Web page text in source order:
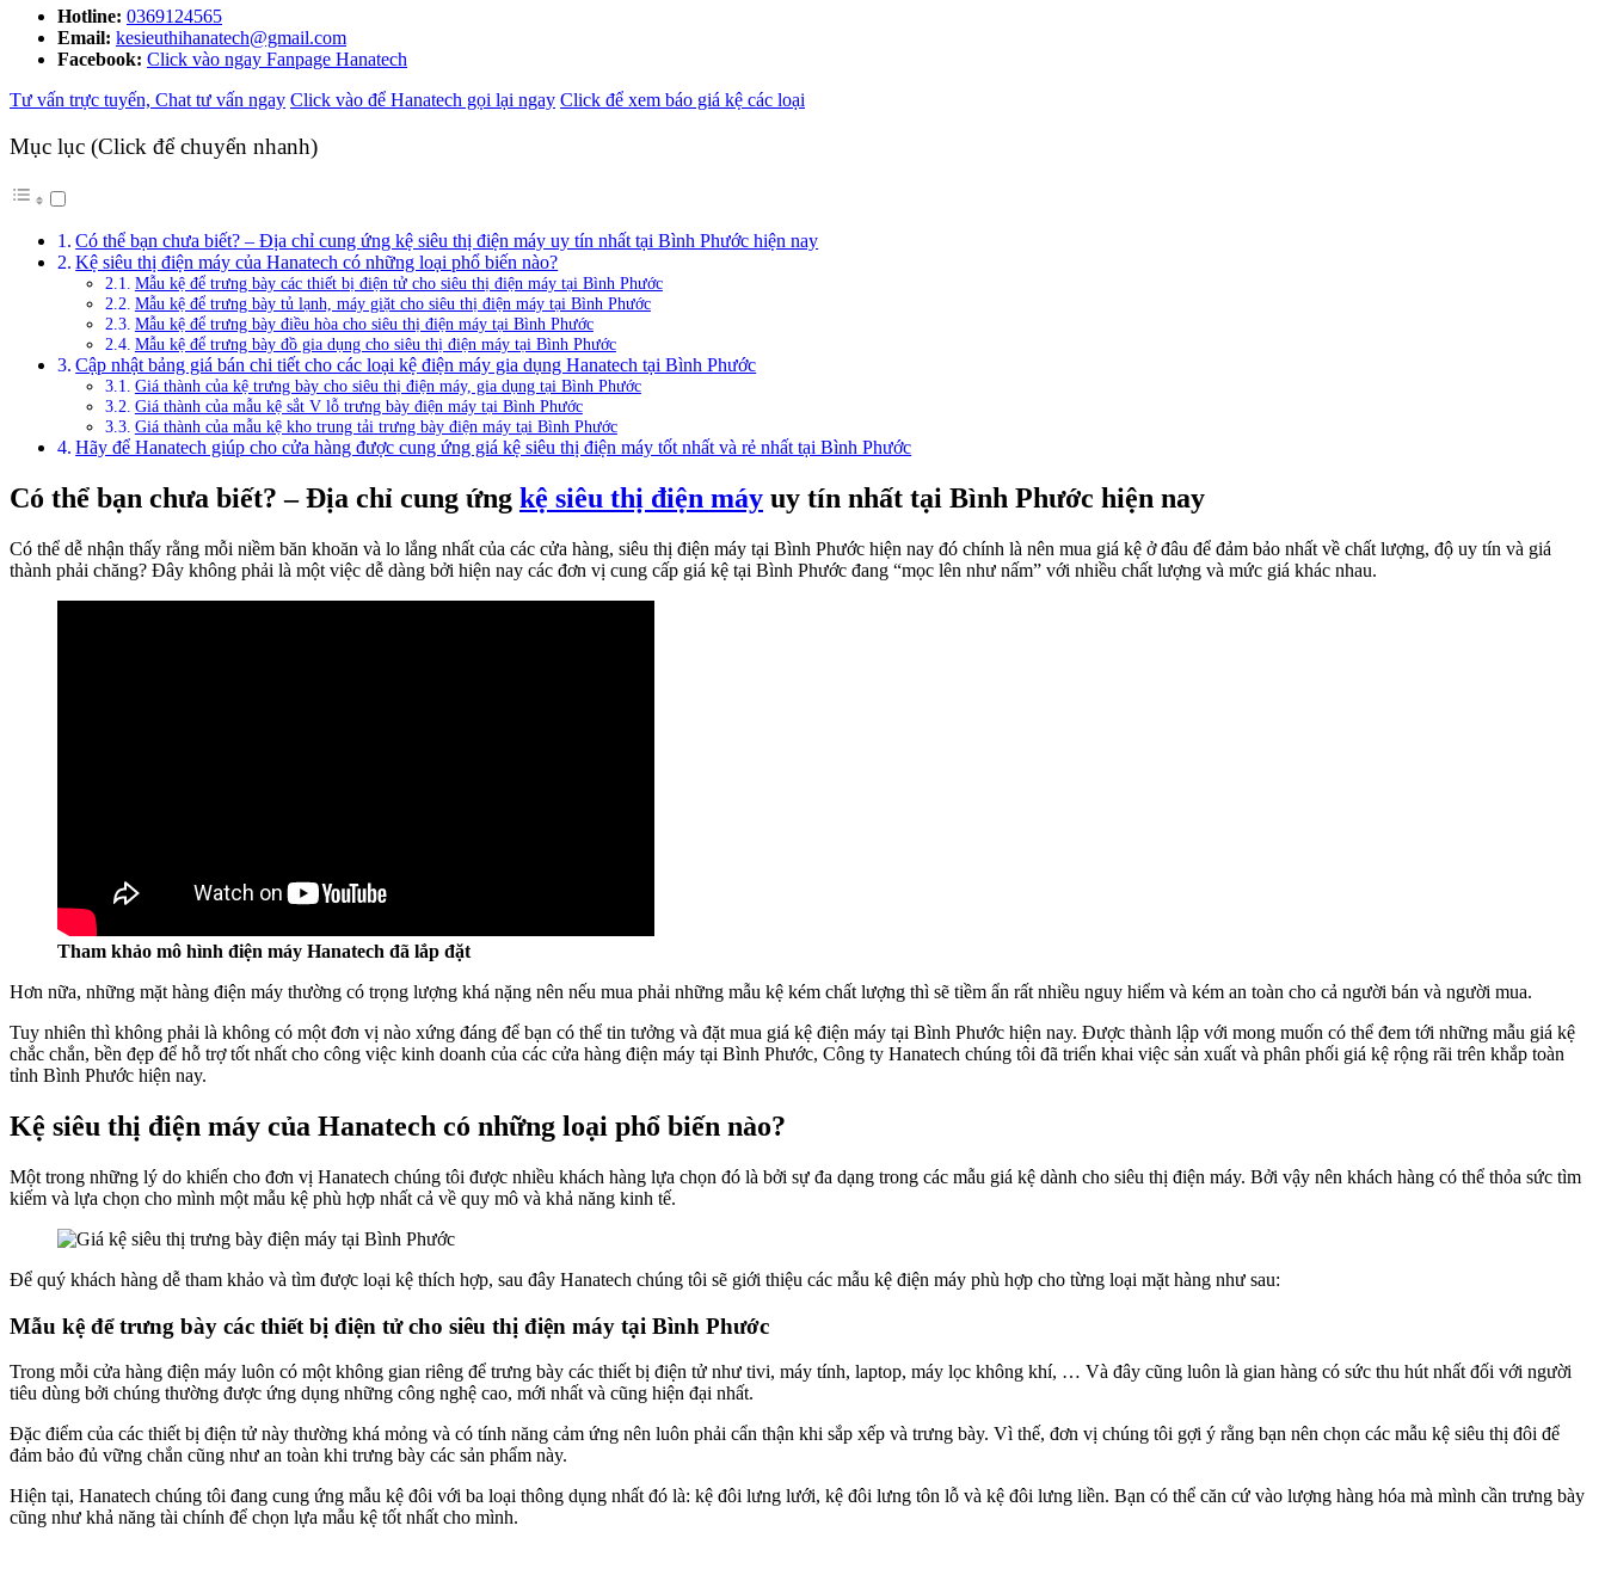
Hotline: 0369124565
Email: kesieuthihanatech@gmail.com
Facebook: Click vào ngay Fanpage Hanatech
Tư vấn trực tuyến, Chat tư vấn ngay Click vào để Hanatech gọi lại ngay Click để xem báo giá kệ các loại
Mục lục (Click để chuyển nhanh)
Có thể bạn chưa biết? – Địa chỉ cung ứng kệ siêu thị điện máy uy tín nhất tại Bình Phước hiện nay
Kệ siêu thị điện máy của Hanatech có những loại phổ biến nào?
Mẫu kệ để trưng bày các thiết bị điện tử cho siêu thị điện máy tại Bình Phước
Mẫu kệ để trưng bày tủ lạnh, máy giặt cho siêu thị điện máy tại Bình Phước
Mẫu kệ để trưng bày điều hòa cho siêu thị điện máy tại Bình Phước
Mẫu kệ để trưng bày đồ gia dụng cho siêu thị điện máy tại Bình Phước
Cập nhật bảng giá bán chi tiết cho các loại kệ điện máy gia dụng Hanatech tại Bình Phước
Giá thành của kệ trưng bày cho siêu thị điện máy, gia dụng tại Bình Phước
Giá thành của mẫu kệ sắt V lỗ trưng bày điện máy tại Bình Phước
Giá thành của mẫu kệ kho trung tải trưng bày điện máy tại Bình Phước
Hãy để Hanatech giúp cho cửa hàng được cung ứng giá kệ siêu thị điện máy tốt nhất và rẻ nhất tại Bình Phước
Có thể bạn chưa biết? – Địa chỉ cung ứng kệ siêu thị điện máy uy tín nhất tại Bình Phước hiện nay
Có thể dễ nhận thấy rằng mỗi niềm băn khoăn và lo lắng nhất của các cửa hàng, siêu thị điện máy tại Bình Phước hiện nay đó chính là nên mua giá kệ ở đâu để đảm bảo nhất về chất lượng, độ uy tín và giá
thành phải chăng? Đây không phải là một việc dễ dàng bởi hiện nay các đơn vị cung cấp giá kệ tại Bình Phước đang “mọc lên như nấm” với nhiều chất lượng và mức giá khác nhau.
Tham khảo mô hình điện máy Hanatech đã lắp đặt
Hơn nữa, những mặt hàng điện máy thường có trọng lượng khá nặng nên nếu mua phải những mẫu kệ kém chất lượng thì sẽ tiềm ẩn rất nhiều nguy hiểm và kém an toàn cho cả người bán và người mua.
Tuy nhiên thì không phải là không có một đơn vị nào xứng đáng để bạn có thể tin tưởng và đặt mua giá kệ điện máy tại Bình Phước hiện nay. Được thành lập với mong muốn có thể đem tới những mẫu giá kệ
chắc chắn, bền đẹp để hỗ trợ tốt nhất cho công việc kinh doanh của các cửa hàng điện máy tại Bình Phước, Công ty Hanatech chúng tôi đã triển khai việc sản xuất và phân phối giá kệ rộng rãi trên khắp toàn
tỉnh Bình Phước hiện nay.
Kệ siêu thị điện máy của Hanatech có những loại phổ biến nào?
Một trong những lý do khiến cho đơn vị Hanatech chúng tôi được nhiều khách hàng lựa chọn đó là bởi sự đa dạng trong các mẫu giá kệ dành cho siêu thị điện máy. Bởi vậy nên khách hàng có thể thỏa sức tìm
kiếm và lựa chọn cho mình một mẫu kệ phù hợp nhất cả về quy mô và khả năng kinh tế.
Để quý khách hàng dễ tham khảo và tìm được loại kệ thích hợp, sau đây Hanatech chúng tôi sẽ giới thiệu các mẫu kệ điện máy phù hợp cho từng loại mặt hàng như sau:
Mẫu kệ để trưng bày các thiết bị điện tử cho siêu thị điện máy tại Bình Phước
Trong mỗi cửa hàng điện máy luôn có một không gian riêng để trưng bày các thiết bị điện tử như tivi, máy tính, laptop, máy lọc không khí, … Và đây cũng luôn là gian hàng có sức thu hút nhất đối với người
tiêu dùng bởi chúng thường được ứng dụng những công nghệ cao, mới nhất và cũng hiện đại nhất.
Đặc điểm của các thiết bị điện tử này thường khá mỏng và có tính năng cảm ứng nên luôn phải cẩn thận khi sắp xếp và trưng bày. Vì thế, đơn vị chúng tôi gợi ý rằng bạn nên chọn các mẫu kệ siêu thị đôi để
đảm bảo đủ vững chắn cũng như an toàn khi trưng bày các sản phẩm này.
Hiện tại, Hanatech chúng tôi đang cung ứng mẫu kệ đôi với ba loại thông dụng nhất đó là: kệ đôi lưng lưới, kệ đôi lưng tôn lỗ và kệ đôi lưng liền. Bạn có thể căn cứ vào lượng hàng hóa mà mình cần trưng bày
cũng như khả năng tài chính để chọn lựa mẫu kệ tốt nhất cho mình.